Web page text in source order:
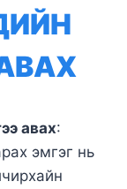
авах:
эмгэг нь